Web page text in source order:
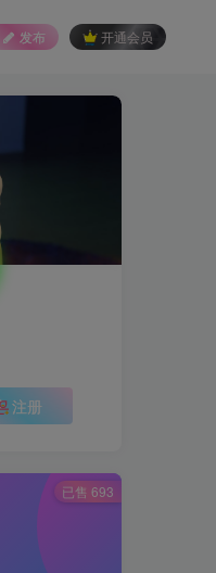
发布 开通会员
注册
已售 693